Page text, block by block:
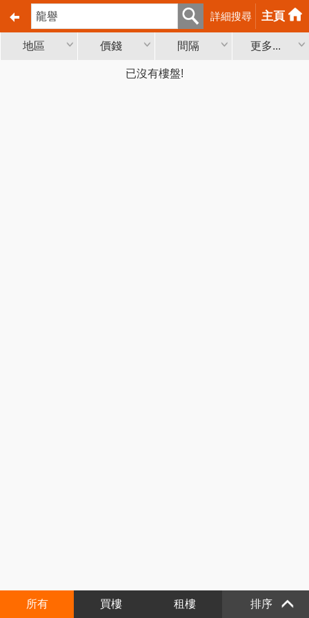
詳細搜尋 主頁
地區 價錢 間隔 更多...
已沒有樓盤!
所有 買樓 租樓 排序